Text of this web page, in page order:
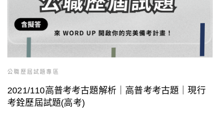
公職歷屆試題專區
2021/110高普考考古題解析｜高普考考古題｜現行
考銓歷屆試題(高考)